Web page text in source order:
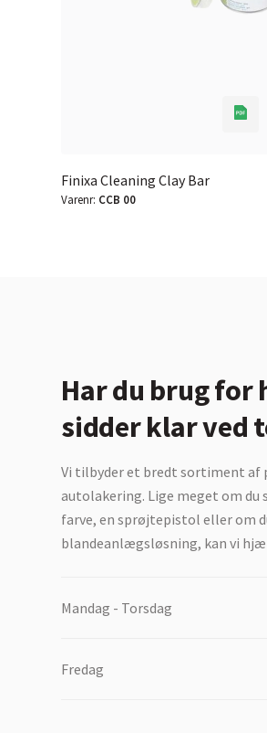
Finixa Cleaning Clay Bar
Varenr: CCB 00
Har du brug for
sidder klar ved
Vi tilbyder et bredt sortiment af
autolakering. Lige meget om du
farve, en sprøjtepistol eller om
blandeanlægsløsning, kan vi
Mandag - Torsdag
Fredag